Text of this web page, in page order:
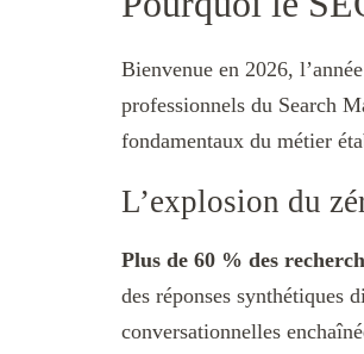
Bienvenue en 2026,
professionnels du Search
fondamentaux du métier
L’explosion du
Plus de 60 % des
des réponses synthétiques
conversationnelles